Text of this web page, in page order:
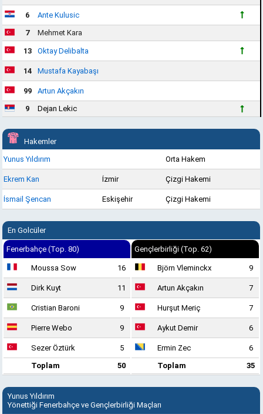
6
Ante Kulusic
7
Mehmet Kara
13 Oktay Delibalta
14 Mustafa Kayabaşı
99
Artun Akçakın
9
Dejan Lekic
Hakemler
Yunus Yıldırım
Orta Hakem
Ekrem Kan İzmir Çizgi Hakemi
İsmail Şencan Eskişehir Çizgi Hakemi
En Golcüler
Fenerbahçe (Top. 80)
Moussa Sow 16
Dirk Kuyt 11
Cristian Baroni 9
Pierre Webo 9
Sezer Öztürk
5
Toplam
50
Gençlerbirliği (Top. 62)
Björn Vleminckx 9
Artun Akçakın 7
Hurşut Meriç 7
Aykut Demir 6
Ermin Zec
6
Toplam
35
Yunus Yıldırım
Yönettiği Fenerbahçe ve Gençlerbirliği Maçları